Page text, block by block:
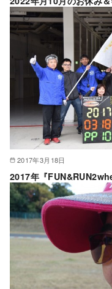
2017年3月18日
2017年『